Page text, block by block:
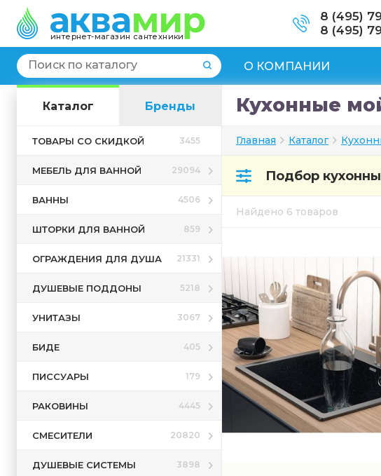
интернет-магазин сантехники
8 (495)
8 (495)
О КОМПАНИИ
Каталог Бренды
ТОВАРЫ СО СКИДКОЙ 3455
МЕБЕЛЬ ДЛЯ ВАННОЙ 29094
ВАННЫ 4506
ШТОРКИ ДЛЯ ВАННОЙ 859
ОГРАЖДЕНИЯ ДЛЯ ДУША 21331
ДУШЕВЫЕ ПОДДОНЫ 5218
УНИТАЗЫ 3067
БИДЕ 405
ПИССУАРЫ 179
РАКОВИНЫ 4445
СМЕСИТЕЛИ 20820
ДУШЕВЫЕ СИСТЕМЫ 3898
Кухонные
Главная Каталог
Подбор
Найдено 6 товаров